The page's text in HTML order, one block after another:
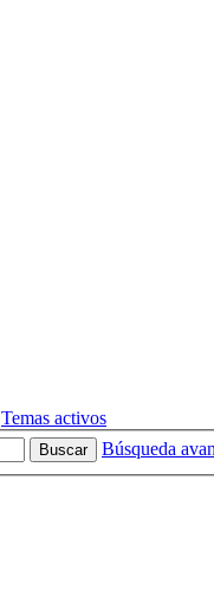
Temas activos
Buscar
Búsqueda